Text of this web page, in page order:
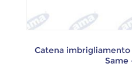
Catena
Same